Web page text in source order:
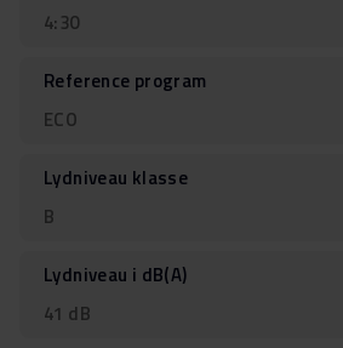
4:30
Reference program
ECO
Lydniveau klasse
B
Lydniveau i dB(A)
41 dB